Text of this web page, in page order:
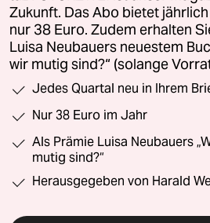
Zukunft. Das Abo bietet
nur 38 Euro. Zudem erhalten
Luisa Neubauers neuestem
wir mutig sind?“ (solange
Jedes Quartal neu in Ihrem
Nur 38 Euro im Jahr
Als Prämie Luisa Neubauers
mutig sind?“
Herausgegeben von Harald